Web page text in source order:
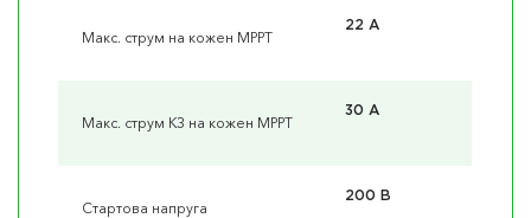
Макс. струм на кожен MPPT
22 A
Макс. струм КЗ на кожен MPPT
30 А
Стартова напруга
200 В